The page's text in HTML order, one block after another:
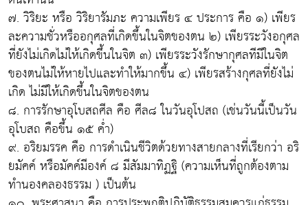
๗. วิริยะ หรือ วิริยารัมภะ ความเพียร ๔ ประการ คือ ๑) เพียร
ละความชั่วหรืออกุศลที่เกิดขึ้นในจิตของตน ๒) เพียรระวังอกุศล
ที่ยังไม่เกิดไม่ให้เกิดขึ้นในจิต ๓) เพียรระวังรักษากุศลทีมีในจิต
ของตนไม่ให้หายไปและทำให้มากขึ้น ๔) เพียรสร้างกุศลที่ยังไม่
เกิด ไม่มีให้เกิดขึ้นในจิตของตน
๘. การรักษาอุโบสถศีล คือ ศีล๘ ในวันอุโปสถ (เช่นวันนี้เป็นวัน
อุโบสถ คือขึ้น ๑๕ ค่ำ)
๙. อริยมรรค คือ การดำเนินชีวิตด้วยทางสายกลางที่เรียกว่า อริ
ยมัคค์ หรือมัคค์มีองค์ ๘ มีสัมมาทิฏฐิ (ความเห็นที่ถูกต้องตาม
ทำนองคลองธรรม ) เป็นต้น